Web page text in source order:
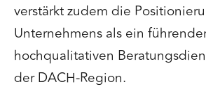
verstärkt zudem die
Unternehmens als ein
hochqualitativen
der DACH-Region.